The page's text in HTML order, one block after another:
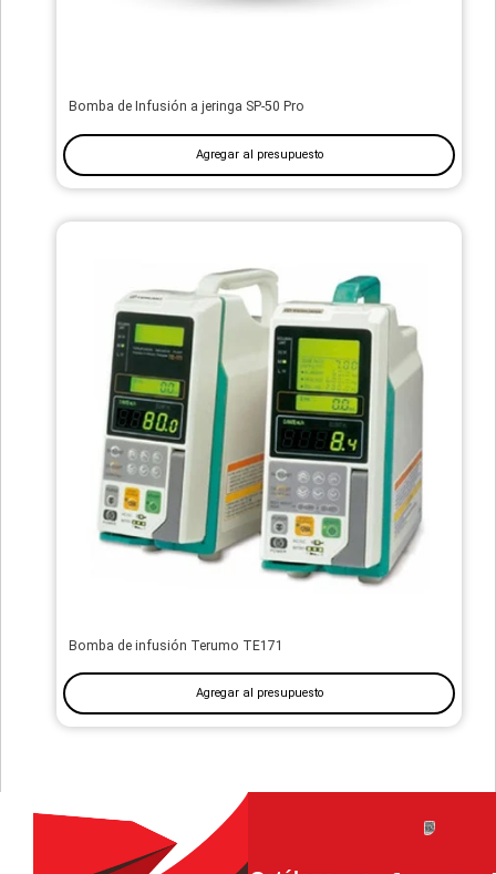
Bomba de Infusión a jeringa SP-50 Pro
Agregar al presupuesto
Bomba de infusión Terumo TE171
Agregar al presupuesto